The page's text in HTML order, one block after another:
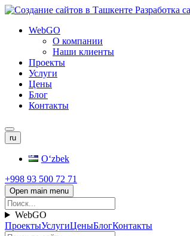
WebGO
О компании
Наши клиенты
Проекты
Услуги
Цены
Блог
Контакты
ru
Oʻzbek
+998 93 500 72 71
Open main menu
WebGO
ПроектыУслугиЦеныБлогКонтакты